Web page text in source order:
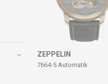
ZEPPELIN
7664-5 Automatik